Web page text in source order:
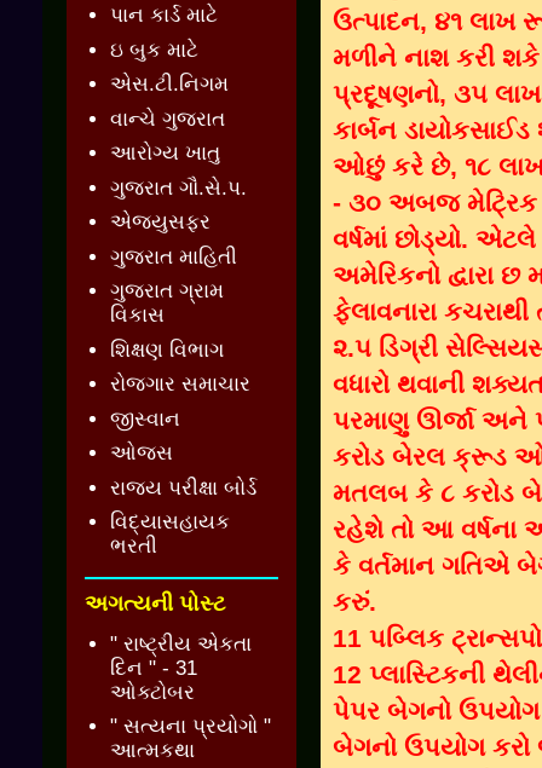
ઉત્પાદન, ૪૧ લાખ
મળીને નાશ કરી
પ્રદૂષણનો, ૩૫
કાર્બન
ઓછું કરે છે, ૧૮ લાખ
- ૩૦ અબજ
વર્ષમાં છોડ્યો.
અમેરિકનો દ્વારા છ
ફેલાવનારા
૨.૫ ડિગ્રી
વધારો થવાની
પરમાણુ ઊર્જા અને
કરોડ બેરલ ક્રૂડ
મતલબ કે ૮ કરોડ
રહેશે તો આ વર્ષના
કે વર્તમાન ગતિએ
કરું.
11 પબ્લિક
12 પ્લાસ્ટિકની
પેપર બેગનો ઉપયોગ
બેગનો ઉપયોગ કરો
પાન કાર્ડ માટે
ઇ બુક માટે
એસ.ટી.નિગમ
વાન્ચે ગુજરાત
આરોગ્ય ખાતુ
ગુજરાત ગૌ.સે.પ.
એજ્યુસફર
ગુજરાત માહિતી
ગુજરાત ગ્રામ
વિકાસ
શિક્ષણ વિભાગ
રોજગાર સમાચાર
જીસ્વાન
ઓજસ
રાજ્ય પરીક્ષા બોર્ડ
વિદ્યાસહાયક
ભરતી
અગત્યની પોસ્ટ
" રાષ્ટ્રીય એકતા
દિન " - 31
ઓક્ટોબર
" સત્યના પ્રયોગો "
આત્મકથા